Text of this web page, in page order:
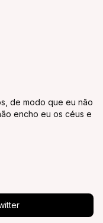
de modo que eu não
encho eu os céus e